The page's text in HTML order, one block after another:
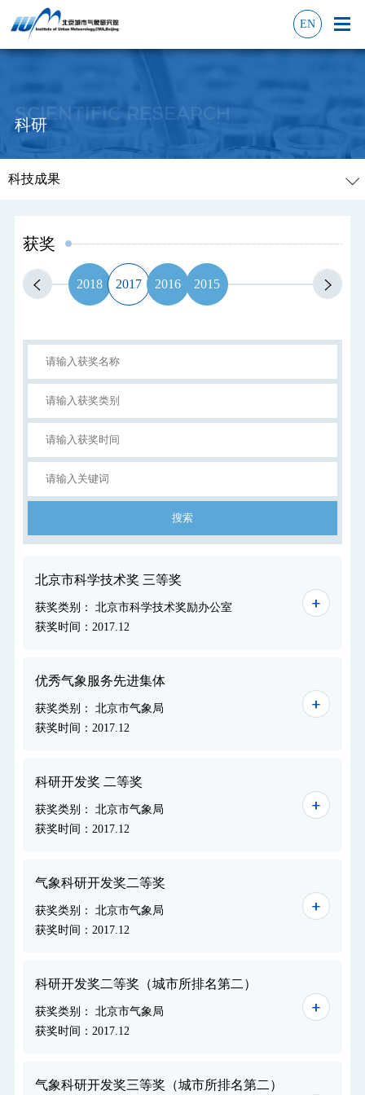
EN
SCIENTIFIC RESEARCH
科研
科技成果
获奖
2018 2017 2016 2015
北京市科学技术奖 三等奖
获奖类别： 北京市科学技术奖励办公室
获奖时间：2017.12
优秀气象服务先进集体
获奖类别： 北京市气象局
获奖时间：2017.12
科研开发奖 二等奖
获奖类别： 北京市气象局
获奖时间：2017.12
气象科研开发奖二等奖
获奖类别： 北京市气象局
获奖时间：2017.12
科研开发奖二等奖（城市所排名第二）
获奖类别： 北京市气象局
获奖时间：2017.12
气象科研开发奖三等奖（城市所排名第二）